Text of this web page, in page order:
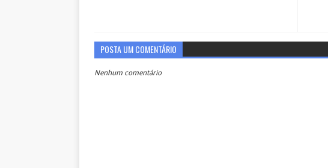
POSTA UM COMENTÁRIO
Nenhum comentário